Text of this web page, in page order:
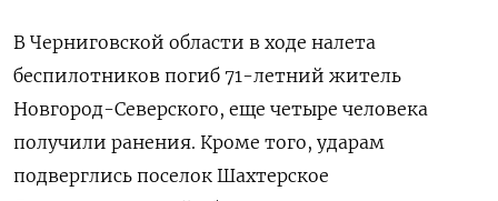
В Черниговской области в ходе налета
беспилотников погиб 71-летний житель
Новгород-Северского, еще четыре человека
получили ранения. Кроме того, ударам
подверглись поселок Шахтерское